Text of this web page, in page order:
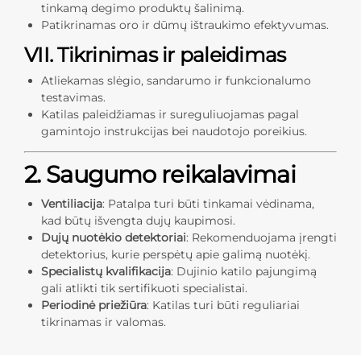
tinkamą degimo produktų šalinimą.
Patikrinamas oro ir dūmų ištraukimo efektyvumas.
VII. Tikrinimas ir paleidimas
Atliekamas slėgio, sandarumo ir funkcionalumo
testavimas.
Katilas paleidžiamas ir sureguliuojamas pagal
gamintojo instrukcijas bei naudotojo poreikius.
2. Saugumo reikalavimai
Ventiliacija: Patalpa turi būti tinkamai vėdinama,
kad būtų išvengta dujų kaupimosi.
Dujų nuotėkio detektoriai: Rekomenduojama įrengti
detektorius, kurie perspėtų apie galimą nuotėkį.
Specialistų kvalifikacija: Dujinio katilo pajungimą
gali atlikti tik sertifikuoti specialistai.
Periodinė priežiūra: Katilas turi būti reguliariai
tikrinamas ir valomas.